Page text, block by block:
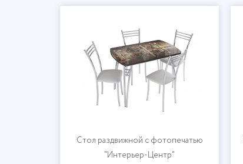
Cтол раздвижной с фотопечатью
"Интерьер-Центр"